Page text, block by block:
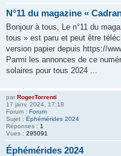
N°11 du magazine «
Bonjour à tous, Le n°11 du
tous » est paru et peut être
version papier depuis https://
Parmi les annonces de ce
solaires pour tous 2024 ...
par RogerTorrenti
17 janv. 2024, 17:18
Forum : Forum
Sujet : Éphémérides 2024
Réponses : 1
Vues : 295091
Éphémérides 2024